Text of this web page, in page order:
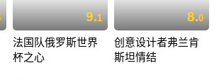
9.1
法国队俄罗斯世界
杯之心
8.0
创意设计者弗兰肯
斯坦情结